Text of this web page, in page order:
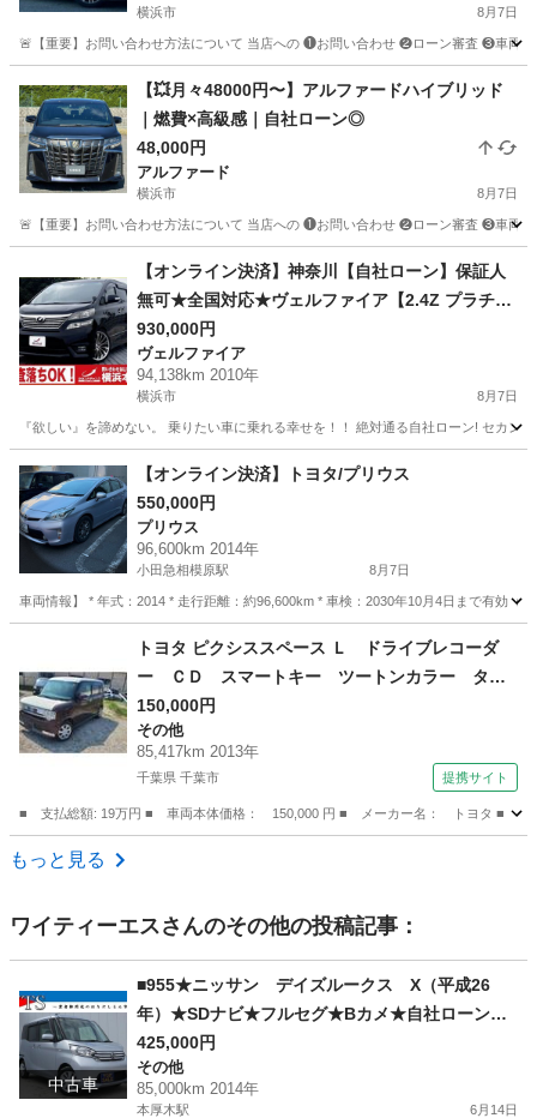
横浜市 8月7日
🚨【重要】お問い合わせ方法について 当店への ❶お問い合わせ ❷ローン審査 ❸車両
クラウン クラウンアスリート
【💥月々48000円〜】アルファードハイブリッド
｜燃費×高級感｜自社ローン◎
48,000円
アルファード
横浜市 8月7日
🚨【重要】お問い合わせ方法について 当店への ❶お問い合わせ ❷ローン審査 ❸車両
アルファード 車両
【オンライン決済】神奈川【自社ローン】保証人
無可★全国対応★ヴェルファイア【2.4Z プラチナ
セレクション】 Bluetooth/社外20インチAW/サン
ルーフ/ALPINEナビ/フリップダウンモニター/レザ
ー調シートカバー/後席オットマン/ETC
930,000円
ヴェルファイア
94,138km 2010年
横浜市 8月7日
『欲しい』を諦めない。 乗りたい車に乗れる幸せを！！ 絶対通る自社ローン! セカ
神奈川 横浜市 ヴェルファイア
【オンライン決済】トヨタ/プリウス
550,000円
プリウス
96,600km 2014年
小田急相模原駅 8月7日
車両情報】 * 年式：2014 * 走行距離：約96,600km * 車検：2030年10月4日まで有効（
相模原市 小田急相模原駅 プリウス
トヨタ ピクシススペース Ｌ ドライブレコーダ
ー ＣＤ スマートキー ツートンカラー タイ
ヤホイール１４インチ 走行距離８５０００キロ
（車検整備付）
150,000円
その他
85,417km 2013年
千葉県 千葉市 提携サイト
■ 支払総額: 19万円 ■ 車両本体価格： 150,000 円 ■ メーカー名： トヨタ ■
千葉 千葉市
もっと見る
ワイティーエスさんのその他の投稿記事：
中古車
■955★ニッサン デイズルークス X（平成26
年）★SDナビ★フルセグ★Bカメ★自社ローン★
金利無し★通過率９０％★車体だけ販売できる★
来店不要で買える★リモート商談できる★神奈川
県厚木市発★業者なので安心★カスタムも車検も
425,000円
その他
85,000km 2014年
本厚木駅 6月14日